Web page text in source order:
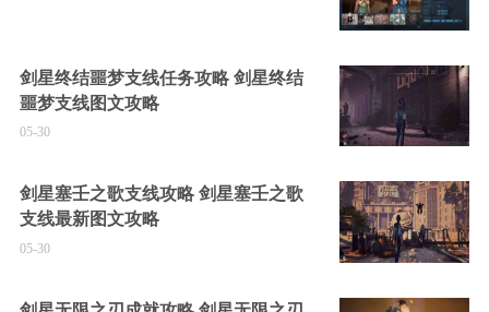
剑星终结噩梦支线任务攻略 剑星终结
噩梦支线图文攻略
05-30
剑星塞壬之歌支线攻略 剑星塞壬之歌
支线最新图文攻略
05-30